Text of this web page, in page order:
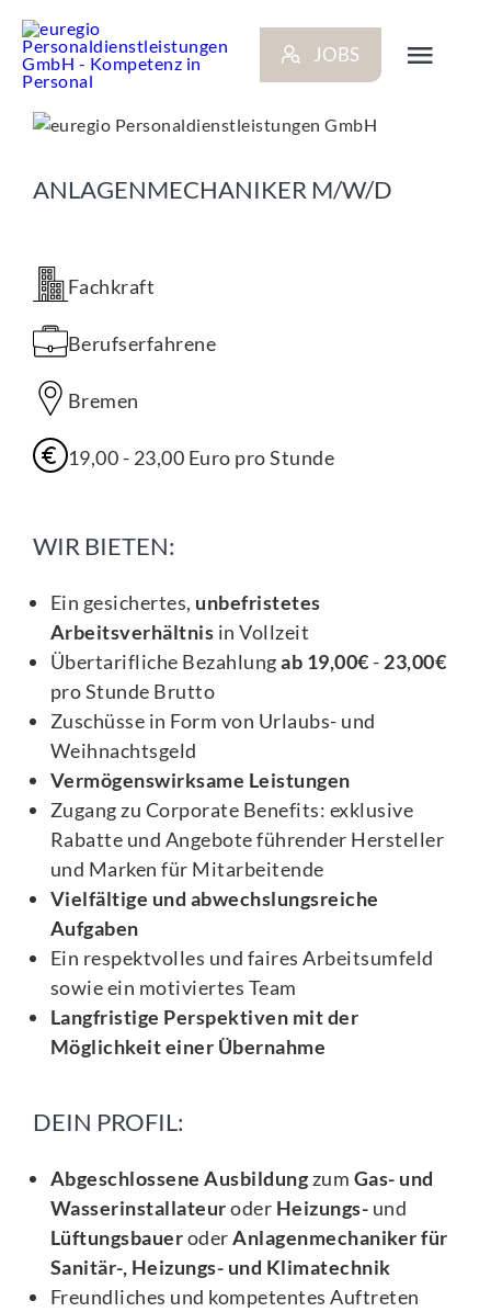
Inhalt
springen
JOBS
NEWS
STANDORTE
KONTAKT
ANLAGENMECHANIKER M/W/D
Fachkraft
Berufserfahrene
Bremen
19,00 - 23,00 Euro pro Stunde
WIR BIETEN:
Ein gesichertes, unbefristetes
Arbeitsverhältnis in Vollzeit
Übertarifliche Bezahlungab 19,00€ - 23,00€
pro Stunde Brutto
Zuschüsse in Form von Urlaubs- und
Weihnachtsgeld
Vermögenswirksame Leistungen
Zugang zu Corporate Benefits: exklusive
Rabatte und Angebote führender Hersteller
und Marken für Mitarbeitende
Vielfältige und abwechslungsreiche
Aufgaben
Ein respektvolles und faires Arbeitsumfeld
sowie ein motiviertes Team
Langfristige Perspektiven mit der
Möglichkeit einer Übernahme
DEIN PROFIL:
Abgeschlossene Ausbildung zum Gas- und
Wasserinstallateuroder Heizungs- und
LüftungsbaueroderAnlagenmechaniker für
Sanitär-, Heizungs- und Klimatechnik
Freundliches und kompetentes Auftreten